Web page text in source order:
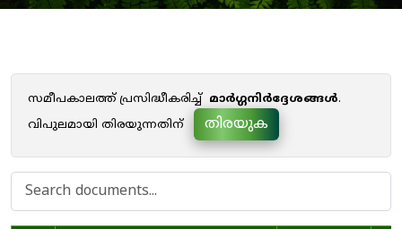
സമീപകാലത്ത് പ്രസിദ്ധീകരിച്ച് മാർഗ്ഗനിർദ്ദേശങ്ങൾ.
വിപുലമായി തിരയുന്നതിന്
തിരയുക